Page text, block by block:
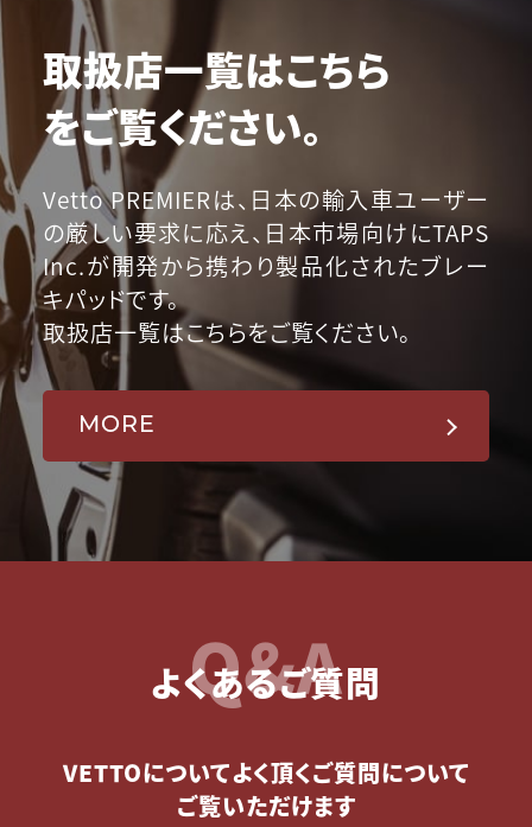
取扱店一覧はこちら
をご覧ください。
Vetto PREMIERは、日本の輸入車ユーザー
の厳しい要求に応え、日本市場向けにTAPS
Inc.が開発から携わり製品化されたブレー
キパッドです。
取扱店一覧はこちらをご覧ください。
MORE
Q&A
よくあるご質問
VETTOについてよく頂くご質問について
ご覧いただけます